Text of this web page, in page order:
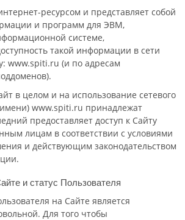
ресурсом и представляет собой
и программ для ЭВМ,
системе,
такой информации в сети
www.spiti.ru (и по адресам
в целом и на использование сетевого
www.spiti.ru принадлежат
предоставляет доступ к Сайту
лицам в соответствии с условиями
и действующим законодательством
и статус Пользователя
на Сайте является
Для того чтобы